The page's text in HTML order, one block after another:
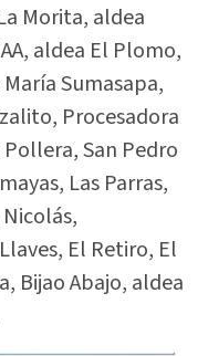
Morita, aldea
aldea El Plomo,
Sumasapa,
Procesadora
Pollera, San Pedro
Las Parras,
El Retiro, El
Bijao Abajo, aldea